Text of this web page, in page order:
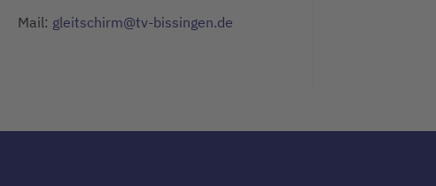
Mail: gleitschirm@tv-bissingen.de